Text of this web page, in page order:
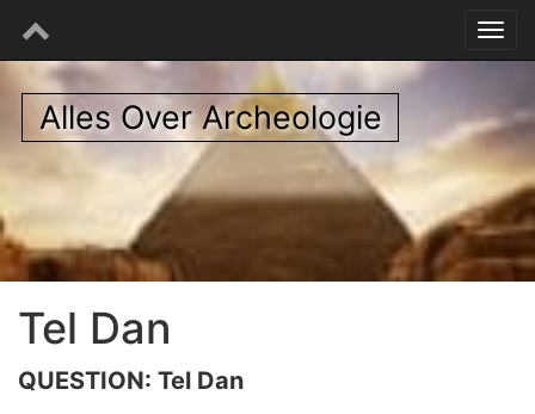
Alles Over Archeologie
Tel Dan
QUESTION: Tel Dan